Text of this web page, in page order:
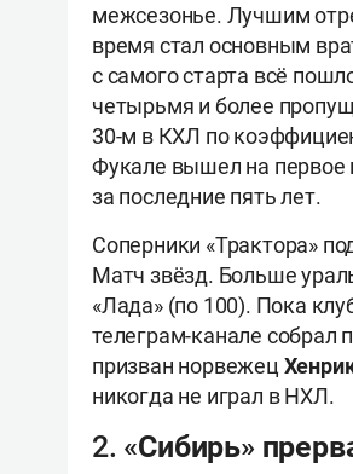
межсезонье. Лучшим
время стал основным
с самого старта всё
четырьмя и более
30-м в КХЛ по
Фукале вышел на первое
за последние пять лет.
Соперники «Трактора»
Матч звёзд. Больше
«Лада» (по 100). Пока
телеграм-канале собрал
призван норвежец
никогда не играл в НХЛ.
2. «Сибирь»